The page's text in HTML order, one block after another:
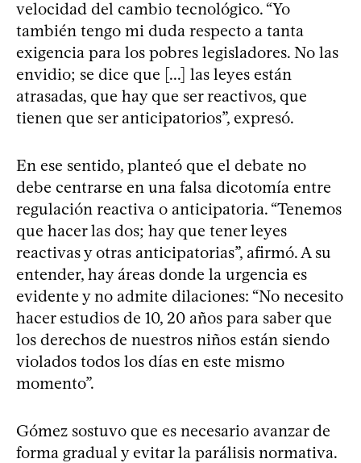
velocidad del cambio tecnológico. “Yo
también tengo mi duda respecto a tanta
exigencia para los pobres legisladores. No las
envidio; se dice que [...] las leyes están
atrasadas, que hay que ser reactivos, que
tienen que ser anticipatorios”, expresó.
En ese sentido, planteó que el debate no
debe centrarse en una falsa dicotomía entre
regulación reactiva o anticipatoria. “Tenemos
que hacer las dos; hay que tener leyes
reactivas y otras anticipatorias”, afirmó. A su
entender, hay áreas donde la urgencia es
evidente y no admite dilaciones: “No necesito
hacer estudios de 10, 20 años para saber que
los derechos de nuestros niños están siendo
violados todos los días en este mismo
momento”.
Gómez sostuvo que es necesario avanzar de
forma gradual y evitar la parálisis normativa.